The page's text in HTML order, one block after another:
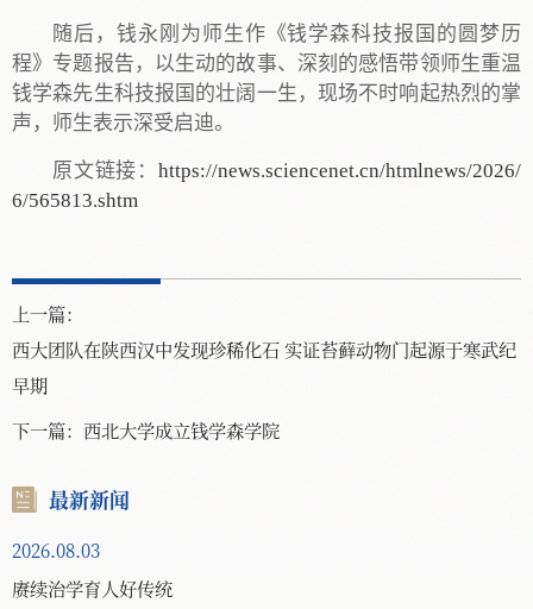
随后，钱永刚为师生作《钱学森科技报国的圆梦历
程》专题报告，以生动的故事、深刻的感悟带领师生重温
钱学森先生科技报国的壮阔一生，现场不时响起热烈的掌
声，师生表示深受启迪。
原文链接： https://news.sciencenet.cn/htmlnews/2026/
6/565813.shtm
上一篇：
西大团队在陕西汉中发现珍稀化石 实证苔藓动物门起源于寒武纪
早期
下一篇： 西北大学成立钱学森学院
最新新闻
2026.08.03
赓续治学育人好传统